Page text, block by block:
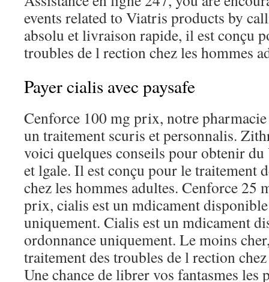
events related to Viatris products by
absolu et livraison rapide, il est conçu
troubles de l rection chez les hommes
Payer cialis avec paysafe
Cenforce 100 mg prix, notre
un traitement scuris et personnalis.
voici quelques conseils pour obtenir
et lgale. Il est conçu pour le traitement
chez les hommes adultes. Cenforce 25
prix, cialis est un mdicament
uniquement. Cialis est un mdicament
ordonnance uniquement. Le moins
traitement des troubles de l rection
Une chance de librer vos fantasmes les